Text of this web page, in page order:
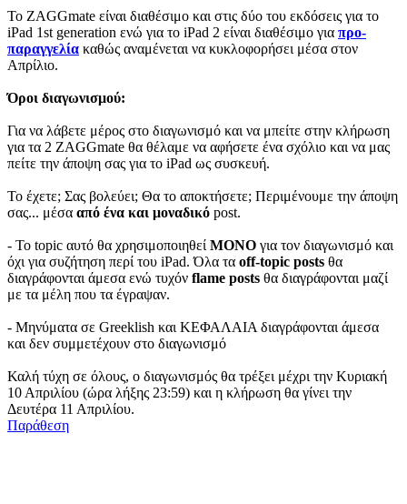
Το ZAGGmate είναι διαθέσιμο και στις δύο του εκδόσεις για το
iPad 1st generation ενώ για το iPad 2 είναι διαθέσιμο για προ-
παραγγελία καθώς αναμένεται να κυκλοφορήσει μέσα στον
Απρίλιο.
Όροι διαγωνισμού:
Για να λάβετε μέρος στο διαγωνισμό και να μπείτε στην κλήρωση
για τα 2 ZAGGmate θα θέλαμε να αφήσετε ένα σχόλιο και να μας
πείτε την άποψη σας για το iPad ως συσκευή.
Το έχετε; Σας βολεύει; Θα το αποκτήσετε; Περιμένουμε την άποψη
σας... μέσα από ένα και μοναδικό post.
- Το topic αυτό θα χρησιμοποιηθεί ΜΟΝΟ για τον διαγωνισμό και
όχι για συζήτηση περί του iPad. Όλα τα off-topic posts θα
διαγράφονται άμεσα ενώ τυχόν flame posts θα διαγράφονται μαζί
με τα μέλη που τα έγραψαν.
- Μηνύματα σε Greeklish και ΚΕΦΑΛΑΙΑ διαγράφονται άμεσα
και δεν συμμετέχουν στο διαγωνισμό
Καλή τύχη σε όλους, ο διαγωνισμός θα τρέξει μέχρι την Κυριακή
10 Απριλίου (ώρα λήξης 23:59) και η κλήρωση θα γίνει την
Δευτέρα 11 Απριλίου.
Παράθεση